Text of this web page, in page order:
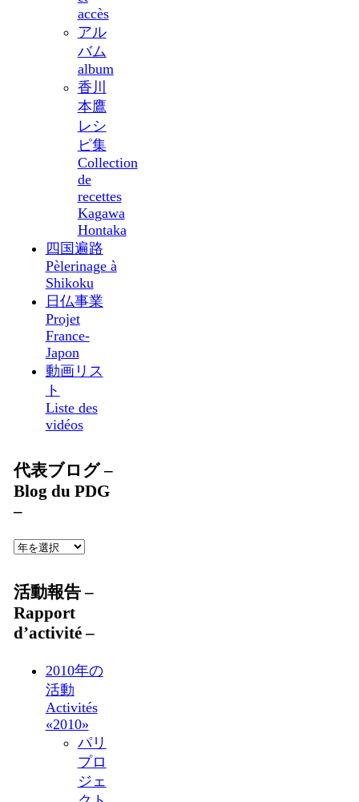
accès
アル
バム
album
香川
本鷹
レシ
ピ集
Collection
de
recettes
Kagawa
Hontaka
四国遍路
Pèlerinage à
Shikoku
日仏事業
Projet
France-
Japon
動画リス
ト
Liste des
vidéos
代表ブログ –
Blog du PDG
–
活動報告 –
Rapport
d’activité –
2010年の
活動
Activités
«2010»
パリ
プロ
ジェ